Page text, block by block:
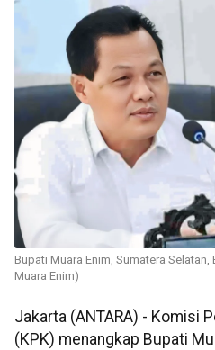
Bupati Muara Enim, Sumatera
Muara Enim)
Jakarta (ANTARA) - Komisi
(KPK) menangkap Bupati